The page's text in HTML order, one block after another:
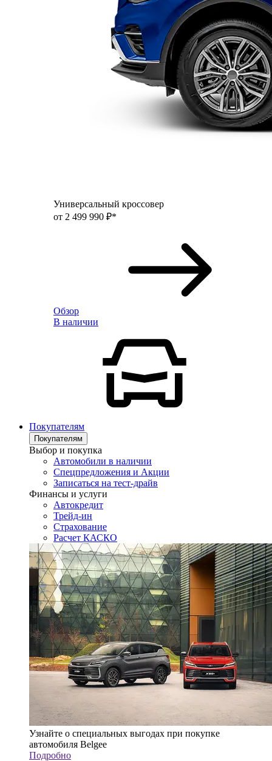
Универсальный кроссовер
от 2 499 990 ₽*
Обзор
В наличии
Покупателям
Покупателям
Выбор и покупка
Автомобили в наличии
Спецпредложения и Акции
Записаться на тест-драйв
Финансы и услуги
Автокредит
Трейд-ин
Страхование
Расчет КАСКО
Узнайте о специальных выгодах при покупке
автомобиля Belgee
Подробно